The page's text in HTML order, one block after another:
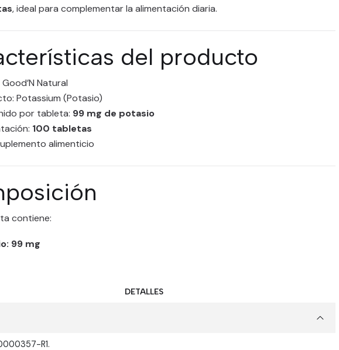
, ideal para complementar la alimentación diaria.
del producto
Natural
Potassium (Potasio)
por tableta: 99 mg de potasio
100 tabletas
alimenticio
contiene:
99 mg
DETALLES
R1.